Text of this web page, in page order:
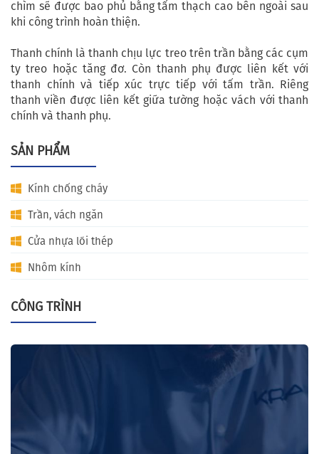
chìm sẽ được bao phủ bằng tấm thạch cao bên ngoài sau
khi công trình hoàn thiện.
Thanh chính là thanh chịu lực treo trên trần bằng các cụm
ty treo hoặc tăng đơ. Còn thanh phụ được liên kết với
thanh chính và tiếp xúc trực tiếp với tấm trần. Riêng
thanh viền được liên kết giữa tường hoặc vách với thanh
chính và thanh phụ.
SẢN PHẨM
Kính chống cháy
Trần, vách ngăn
Cửa nhựa lõi thép
Nhôm kính
CÔNG TRÌNH